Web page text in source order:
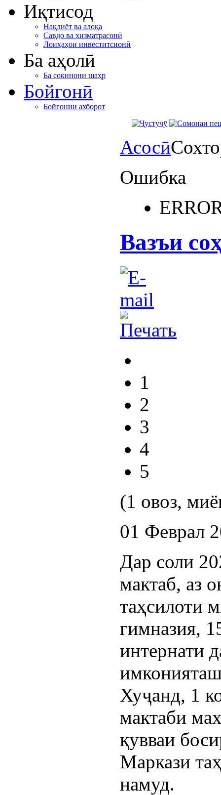
Иқтисод
Нақлиёт ва алоқа
Савдо ва хизматрасонӣ
Лоиҳаҳои инвеститсионӣ
Ба аҳолӣ
Ба сокинони шаҳр
Бойгонӣ
Бойгонии ахборот
Асосӣ
Ошибка
Вазъи
1
2
3
4
5
(1 овоз,
01 Феврал
Дар соли
мактаб, аз
таҳсилоти
гимназия,
интернати
Хуҷанд, 1
мактаби
қувваи
Маркази
намуд.